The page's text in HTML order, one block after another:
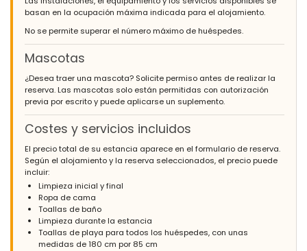
basan en la ocupación máxima indicada para el alojamiento.
No se permite superar el número máximo de huéspedes.
Mascotas
¿Desea traer una mascota? Solicite permiso antes de realizar la
reserva. Las mascotas solo están permitidas con autorización
previa por escrito y puede aplicarse un suplemento.
Costes y servicios incluidos
El precio total de su estancia aparece en el formulario de reserva.
Según el alojamiento y la reserva seleccionados, el precio puede
incluir:
Limpieza inicial y final
Ropa de cama
Toallas de baño
Limpieza durante la estancia
Toallas de playa para todos los huéspedes, con unas
medidas de 180 cm por 85 cm